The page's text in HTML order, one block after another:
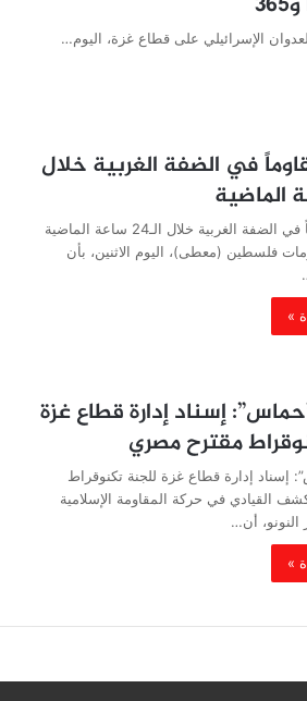
في الضفة الغربية خلال
13 عملاً مقاوماً في الضفة الغربية خلال الـ24 ساعة الماضية
فلسطين (معطى)، اليوم الاثنين، بأن
»
إسناد إدارة قطاع غزة
مقترح مصري
إسناد إدارة قطاع غزة للجنة تكنوقراط
القيادي في حركة المقاومة الإسلامية
أن…
»